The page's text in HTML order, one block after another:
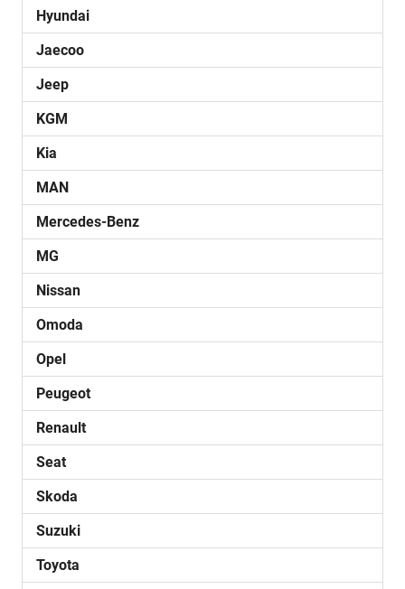
Hyundai
Jaecoo
Jeep
KGM
Kia
MAN
Mercedes-Benz
MG
Nissan
Omoda
Opel
Peugeot
Renault
Seat
Skoda
Suzuki
Toyota